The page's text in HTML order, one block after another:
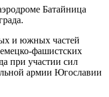
Батайница
и южных частей
фашистских
при участии сил
армии Югославии